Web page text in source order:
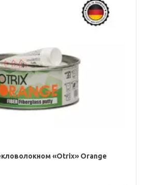
«Otrix» Orange